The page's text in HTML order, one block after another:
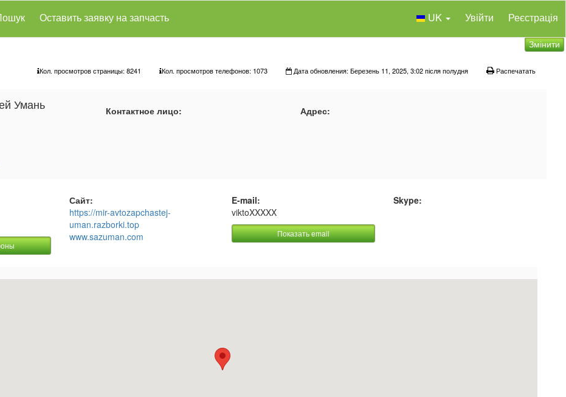
Оставить заявку на запчасть UK Увійти Реєстрація
Змінити
Кол. просмотров страницы: 8241 Кол. просмотров телефонов: 1073 Дата обновления: Березень 11, 2025, 3:02 після полудня Распечатать
Умань Контактное лицо: Адрес:
Сайт:
https://mir-avtozapchastej-
uman.razborki.top
www.sazuman.com
E-mail:
viktoXXXXX
Показать email
Skype: